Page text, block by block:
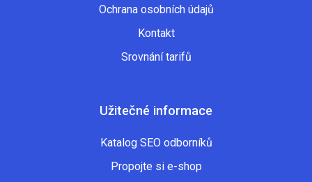
Ochrana osobních údajů
Kontakt
Srovnání tarifů
Užitečné informace
Katalog SEO odborníků
Propojte si e-shop